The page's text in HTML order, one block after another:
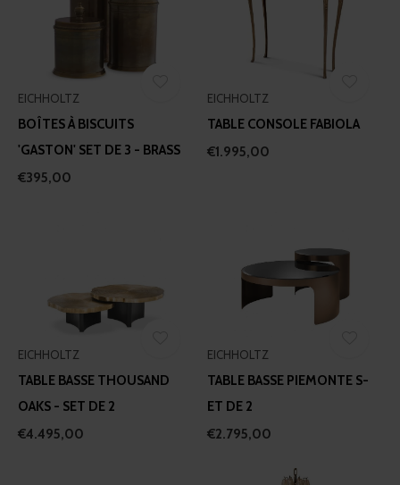
EICHHOLTZ
BOÎTES À BISCUITS
'GASTON' SET DE 3 - BRASS
€395,00
EICHHOLTZ
TABLE CONSOLE FABIOLA
€1.995,00
EICHHOLTZ
TABLE BASSE THOUSAND
OAKS - SET DE 2
€4.495,00
EICHHOLTZ
TABLE BASSE PIEMONTE S-
ET DE 2
€2.795,00